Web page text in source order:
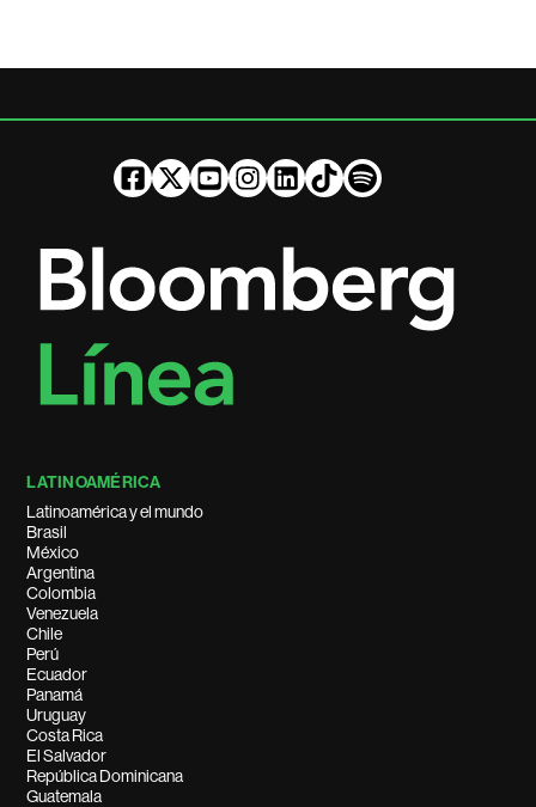
LATINOAMÉRICA
Latinoamérica y el mundo
Brasil
México
Argentina
Colombia
Venezuela
Chile
Perú
Ecuador
Panamá
Uruguay
Costa Rica
El Salvador
República Dominicana
Guatemala